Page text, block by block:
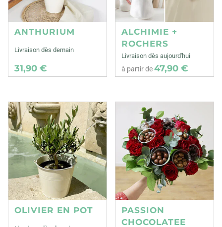
ANTHURIUM
Livraison dès demain
31,90 €
ALCHIMIE +
ROCHERS
Livraison dès aujourd'hui
à partir de47,90 €
OLIVIER EN POT
PASSION
CHOCOLATEE